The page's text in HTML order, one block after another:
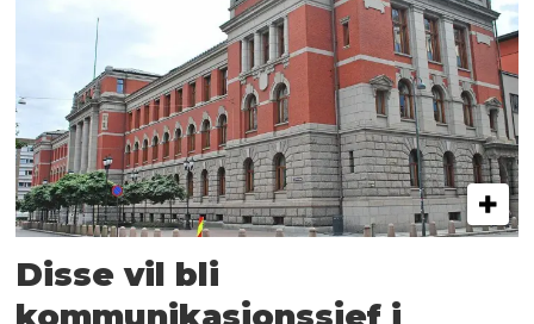
Disse vil bli
kommunikasjonssjef i